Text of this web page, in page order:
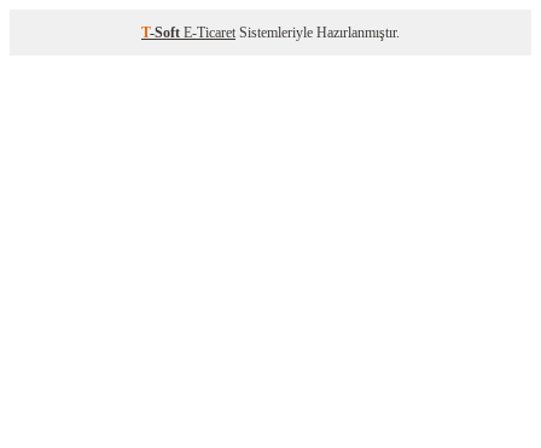
T-Soft E-Ticaret Sistemleriyle Hazırlanmıştır.